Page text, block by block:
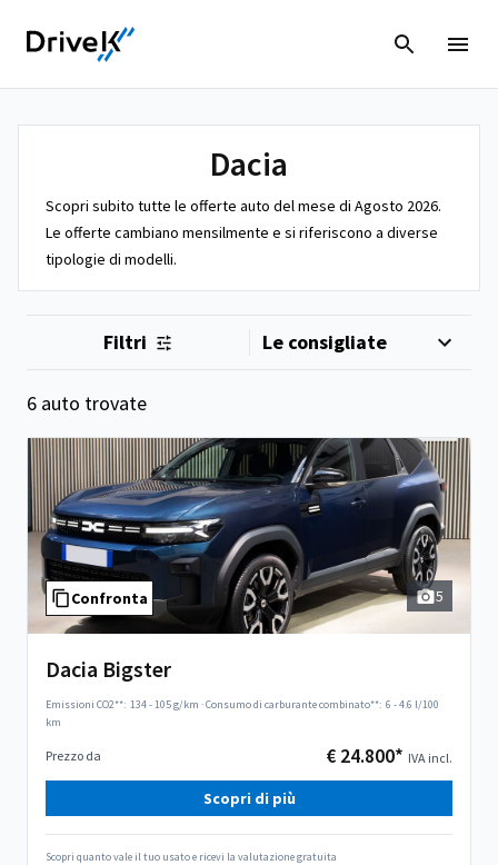
Dacia
Scopri subito tutte le offerte auto del mese di Agosto 2026.
Le offerte cambiano mensilmente e si riferiscono a diverse
tipologie di modelli.
Filtri
6 auto trovate
Confronta 5
Dacia Bigster
Emissioni CO2**: 134 - 105 g/km ·Consumo di carburante combinato**: 6 - 4.6 l/100
km
Prezzo da € 24.800* IVA incl.
Scopri di più
Scopri quanto vale il tuo usato e ricevi la valutazione gratuita